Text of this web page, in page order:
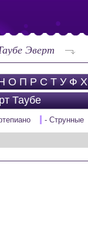
Эверт
О П Р С Т У Ф Х
Таубе
- Струнные